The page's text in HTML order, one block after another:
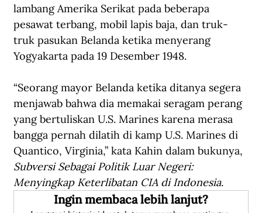
lambang Amerika Serikat pada beberapa
pesawat terbang, mobil lapis baja, dan truk-
truk pasukan Belanda ketika menyerang
Yogyakarta pada 19 Desember 1948.
“Seorang mayor Belanda ketika ditanya segera
menjawab bahwa dia memakai seragam perang
yang bertuliskan U.S. Marines karena merasa
bangga pernah dilatih di kamp U.S. Marines di
Quantico, Virginia,” kata Kahin dalam bukunya,
Subversi Sebagai Politik Luar Negeri:
Menyingkap Keterlibatan CIA di Indonesia.
Ingin membaca lebih lanjut?